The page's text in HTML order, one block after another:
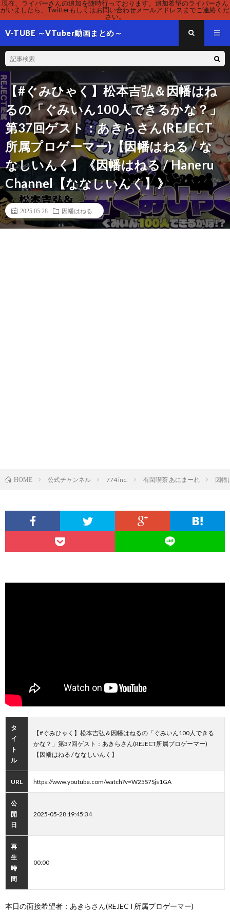
現在、ライバーさんの追加を随時行っております。追加希望のライバーさん
がいましたら、Twitterもしくはお問い合わせメールアドレスまでご連絡くだ
さい。
V-TUBE ～VTuber動画まとめ～
【#ぐみひゃく】松本吉弘＆因幡はね
るの「ぐみいん100人できるかな？」
第37回ゲスト：あきらさん(REJECT
所属プロゲーマー)【因幡はねる / な
なしいんく】《因幡はねる / Haneru
Channel【ななしいんく】》
2025.05.28 因幡はねる
HOME 公式チャンネル 774 inc. 有閑喫茶 あにまーれ 因幡
タ
イ
ト
ル
【#ぐみひゃく】松本吉弘＆因幡はねるの「ぐみいん100人できる
かな？」第37回ゲスト：あきらさん(REJECT所属プロゲーマー)
【因幡はねる / ななしいんく】
URL https://www.youtube.com/watch?v=W25S7Sjs1GA
公
開
日
2025-05-28 19:45:34
再
生
時
間
00:00
本日の面接希望者：あきらさん(REJECT所属プロゲーマー)